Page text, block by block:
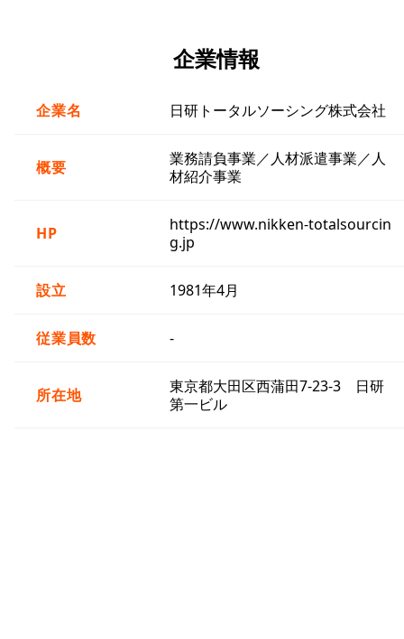
企業情報
企業名 日研トータルソーシング株式会社
概要
業務請負事業／人材派遣事業／人
材紹介事業
HP
https://www.nikken-totalsourcin
g.jp
設立 1981年4月
従業員数 -
所在地
東京都大田区西蒲田7-23-3 日研
第一ビル